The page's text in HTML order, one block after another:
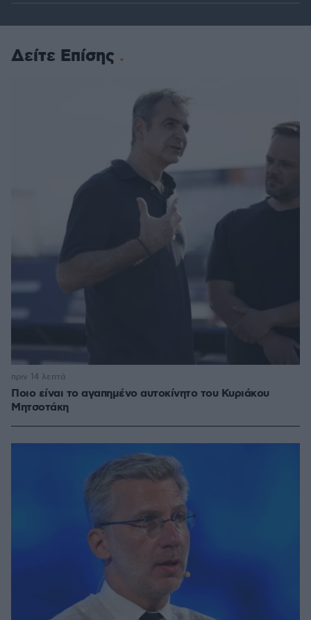
Δείτε Επίσης
Ποιο είναι το αγαπημένο αυτοκίνητο του Κυριάκου
Μητσοτάκη
πριν 14 λεπτά